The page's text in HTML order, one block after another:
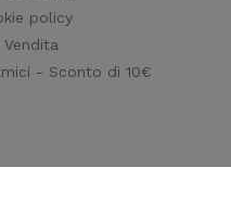
policy
- Sconto di 10€